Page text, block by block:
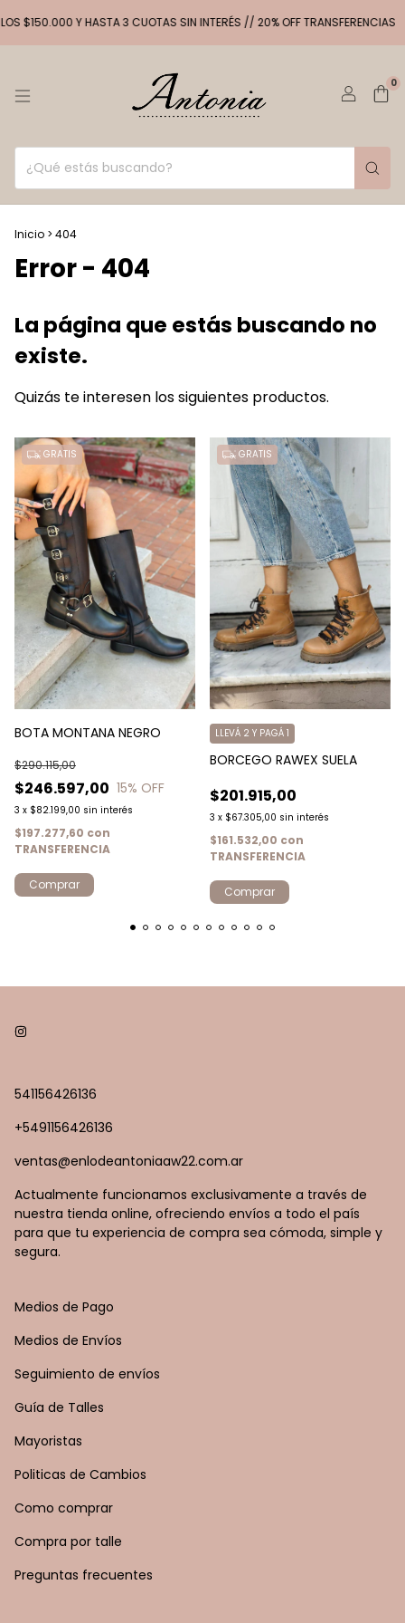
Y HASTA 3 CUOTAS SIN INTERÉS // 20% OFF TRANSFERENCIAS
0
Inicio > 404
Error - 404
La página que estás buscando no
existe.
Quizás te interesen los siguientes productos.
GRATIS
BOTA MONTANA NEGRO
$246.597,00
$290.115,00
15% OFF
3 x $82.199,00 sin interés
$197.277,60 con
TRANSFERENCIA
Comprar
GRATIS
BORCEGO RAWEX SUELA
$201.915,00
3 x $67.305,00 sin interés
LLEVÁ 2 Y PAGÁ 1
$161.532,00 con
TRANSFERENCIA
Comprar
541156426136
+5491156426136
ventas@enlodeantoniaaw22.com.ar
Actualmente funcionamos exclusivamente a través de
nuestra tienda online, ofreciendo envíos a todo el país
para que tu experiencia de compra sea cómoda, simple y
segura.
Medios de Pago
Medios de Envíos
Seguimiento de envíos
Guía de Talles
Mayoristas
Politicas de Cambios
Como comprar
Compra por talle
Preguntas frecuentes